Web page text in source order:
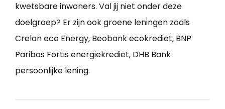
kwetsbare inwoners. Val jij niet onder deze
doelgroep? Er zijn ook groene leningen zoals
Crelan eco Energy, Beobank ecokrediet, BNP
Paribas Fortis energiekrediet, DHB Bank
persoonlijke lening.